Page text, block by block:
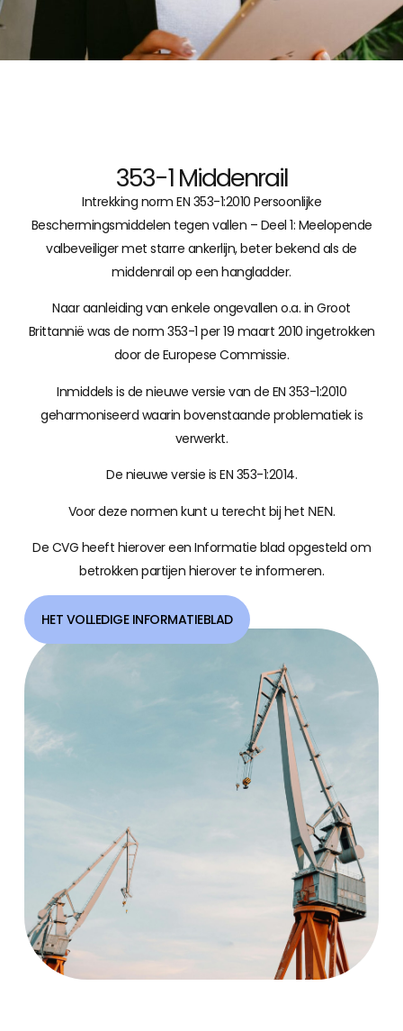
353-1 Middenrail
Intrekking norm EN 353-1:2010 Persoonlijke
Beschermingsmiddelen tegen vallen – Deel 1: Meelopende
valbeveiliger met starre ankerlijn, beter bekend als de
middenrail op een hangladder.
Naar aanleiding van enkele ongevallen o.a. in Groot
Brittannië was de norm 353-1 per 19 maart 2010 ingetrokken
door de Europese Commissie.
Inmiddels is de nieuwe versie van de EN 353-1:2010
geharmoniseerd waarin bovenstaande problematiek is
verwerkt.
De nieuwe versie is EN 353-1:2014.
Voor deze normen kunt u terecht bij het NEN.
De CVG heeft hierover een Informatie blad opgesteld om
betrokken partijen hierover te informeren.
HET VOLLEDIGE INFORMATIEBLAD